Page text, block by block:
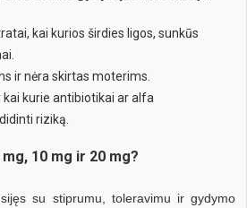
kai kurios širdies ligos, sunkūs
ir nėra skirtas moterims.
kurie antibiotikai ar alfa
riziką.
10 mg ir 20 mg?
su stiprumu, toleravimu ir gydymo